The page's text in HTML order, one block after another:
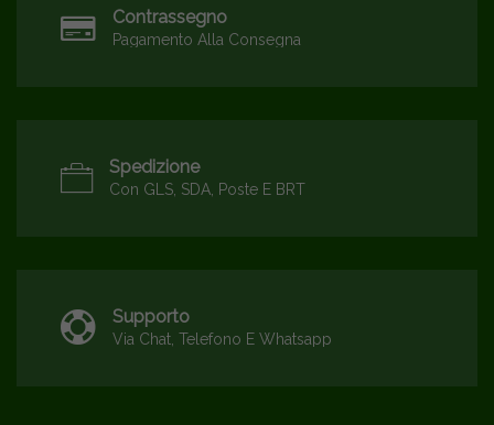
Contrassegno
Pagamento Alla Consegna
Spedizione
Con GLS, SDA, Poste E BRT
Supporto
Via Chat, Telefono E Whatsapp